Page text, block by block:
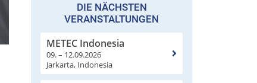
DIE NÄCHSTEN
VERANSTALTUNGEN
METEC Indonesia
09. – 12.09.2026
Jarkarta, Indonesia